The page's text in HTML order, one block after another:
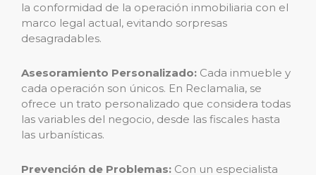
la conformidad de la operación inmobiliaria con el
marco legal actual, evitando sorpresas
desagradables.
Asesoramiento Personalizado: Cada inmueble y
cada operación son únicos. En Reclamalia, se
ofrece un trato personalizado que considera todas
las variables del negocio, desde las fiscales hasta
las urbanísticas.
Prevención de Problemas: Con un especialista